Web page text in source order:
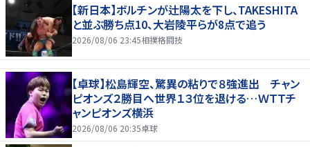
【新日本】ボルチンが辻陽太を下し、TAKESHITA
と並ぶ勝ち点10、大岩陵平らが8点で追う
2026/08/06 23:45相撲格闘技
【卓球】松島輝空、驚異の粘りで８強進出 チャン
ピオンズ２勝目へ世界１３位を退ける…ＷＴＴチ
ャンピオンズ横浜
2026/08/06 20:35卓球